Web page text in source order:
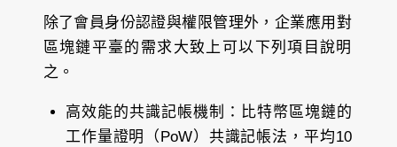
除了會員身份認證與權限管理外，企業應用對
區塊鏈平臺的需求大致上可以下列項目說明
之。
高效能的共識記帳機制： 比特幣區塊鏈的
工作量證明（PoW）共識記帳法，平均10